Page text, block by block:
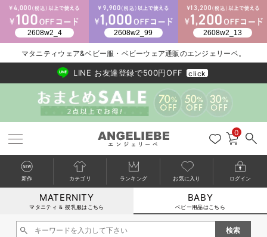
新生児服全て
ベビー服全て
シーズンアイテム全て
ベビー・新生児 寝具全て
ベビー 雑貨全て
お出かけグッズ全て
ベビー｜季節の特集全て
アウトレット全て
特集全て
再入荷全て
戻る
送料無料アイテム全て
戻る
ブラキャミ おまとめ
戻る
【37周年祭セール】
戻る
気温差別オススメア
戻る
戻る
戻る
マタニティウェア
戻る
こだわりの履き心地
戻る
戻る
出産準備応援割全て
戻る
戻る
戻る
戻る
戻る
戻る
戻る
春のマタニティワン
戻る
Gift Selection 出産
戻る
冬の冷え対策インナ
戻る
入院準備の持ち物チ
戻る
冬のあったか特集全て
マタニティウェア&ベビー服・ベビーウェア通販のエンジェリーベ。
2026/NewArrival
送料495円(一部地域を除く) 7,700円以上で送料無料
LINE お友達登録で500円OFF click
0
新作 カテゴリ ランキング お気に入り ログイン
MATERNITY
マタニティ & 授乳服はこちら
BABY
ベビー用品はこちら
カートに入れる